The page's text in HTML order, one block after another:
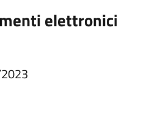
elettronici